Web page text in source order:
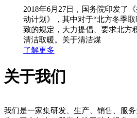
2018年6月27日，国务院印发了
动计划》，其中对于“北方冬季
致的规定，大力提倡、要求北方
清洁取暖。关于清洁煤
了解更多
关于我们
我们是一家集研发、生产、销售、服